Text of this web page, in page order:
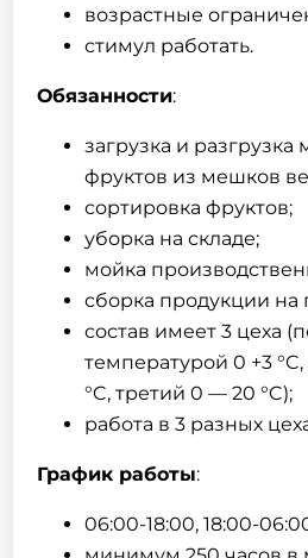
возрастные
стимул работать.
Обязанности:
загрузка и
фруктов из мешков
сортировка фруктов;
уборка на складе;
мойка
сборка продукции на
состав имеет 3 цеха
температурой 0 +3
°C, третий 0 — 20 °C);
работа в 3 разных
График работы:
06:00-18:00, 18:00-